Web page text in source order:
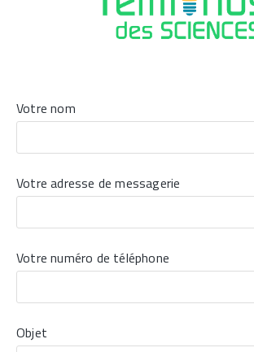
Votre nom
Votre adresse de messagerie
Votre numéro de téléphone
Objet